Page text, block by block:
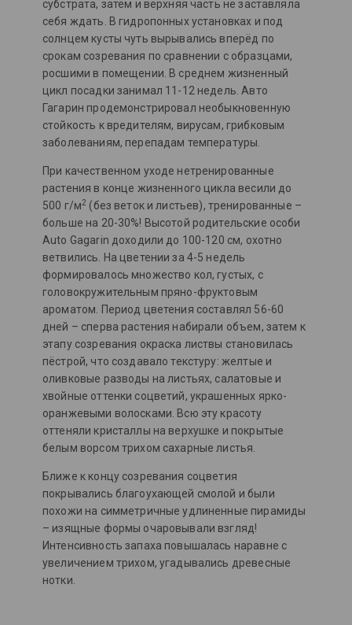
субстрата, затем и верхняя часть не заставляла
себя ждать. В гидропонных установках и под
солнцем кусты чуть вырывались вперёд по
срокам созревания по сравнении с образцами,
росшими в помещении. В среднем жизненный
цикл посадки занимал 11-12 недель. Авто
Гагарин продемонстрировал необыкновенную
стойкость к вредителям, вирусам, грибковым
заболеваниям, перепадам температуры.
При качественном уходе нетренированные
растения в конце жизненного цикла весили до
500 г/м2 (без веток и листьев), тренированные –
больше на 20-30%! Высотой родительские особи
Auto Gagarin доходили до 100-120 см, охотно
ветвились. На цветении за 4-5 недель
формировалось множество кол, густых, с
головокружительным пряно-фруктовым
ароматом. Период цветения составлял 56-60
дней – сперва растения набирали объем, затем к
этапу созревания окраска листвы становилась
пёстрой, что создавало текстуру: желтые и
оливковые разводы на листьях, салатовые и
хвойные оттенки соцветий, украшенных ярко-
оранжевыми волосками. Всю эту красоту
оттеняли кристаллы на верхушке и покрытые
белым ворсом трихом сахарные листья.
Ближе к концу созревания соцветия
покрывались благоухающей смолой и были
похожи на симметричные удлиненные пирамиды
– изящные формы очаровывали взгляд!
Интенсивность запаха повышалась наравне с
увеличением трихом, угадывались древесные
нотки.